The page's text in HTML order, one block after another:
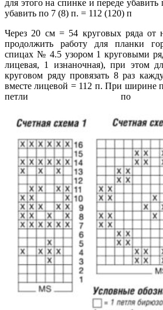
для этого на спинке и переде
убавить по 7 (8) п. = 112 (120) п
Через 20 см = 54 круговых ряда от
продолжить работу для планки
спицах № 4.5 узором 1 круговыми
лицевая, 1 изнаночная), при этом
круговом ряду провязать 8 раз
вместе лицевой = 112 п. При ширине
петли по